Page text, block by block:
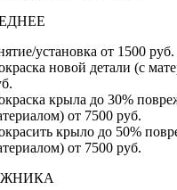
установка от 1500 руб.
новой детали (с
крыла до 30%
от 7500 руб.
крыло до 50%
от 7500 руб.